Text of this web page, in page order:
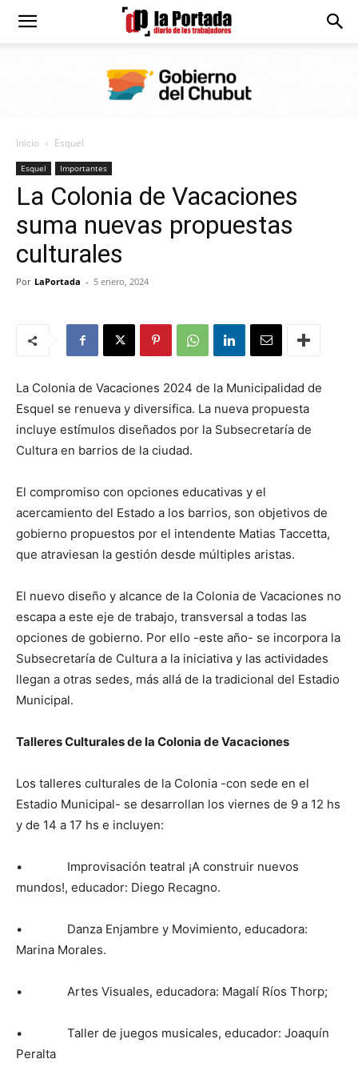
Diario
Portada
Inicio Esquel
Esquel Importantes
La Colonia de Vacaciones
suma nuevas propuestas
culturales
Por LaPortada - 5 enero, 2024
La Colonia de Vacaciones 2024 de la Municipalidad de
Esquel se renueva y diversifica. La nueva propuesta
incluye estímulos diseñados por la Subsecretaría de
Cultura en barrios de la ciudad.
El compromiso con opciones educativas y el
acercamiento del Estado a los barrios, son objetivos de
gobierno propuestos por el intendente Matias Taccetta,
que atraviesan la gestión desde múltiples aristas.
El nuevo diseño y alcance de la Colonia de Vacaciones no
escapa a este eje de trabajo, transversal a todas las
opciones de gobierno. Por ello -este año- se incorpora la
Subsecretaría de Cultura a la iniciativa y las actividades
llegan a otras sedes, más allá de la tradicional del Estadio
Municipal.
Talleres Culturales de la Colonia de Vacaciones
Los talleres culturales de la Colonia -con sede en el
Estadio Municipal- se desarrollan los viernes de 9 a 12 hs
y de 14 a 17 hs e incluyen:
• Improvisación teatral ¡A construir nuevos
mundos!, educador: Diego Recagno.
• Danza Enjambre y Movimiento, educadora:
Marina Morales.
• Artes Visuales, educadora: Magalí Ríos Thorp;
• Taller de juegos musicales, educador: Joaquín
Peralta